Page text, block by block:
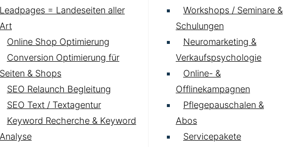
Leadpages = Landeseiten aller
Art
Online Shop Optimierung
Conversion Optimierung für
Seiten & Shops
SEO Relaunch Begleitung
SEO Text / Textagentur
Keyword Recherche & Keyword
Analyse
Workshops / Seminare &
Schulungen
Neuromarketing &
Verkaufspsychologie
Online- &
Offlinekampagnen
Pflegepauschalen &
Abos
Servicepakete